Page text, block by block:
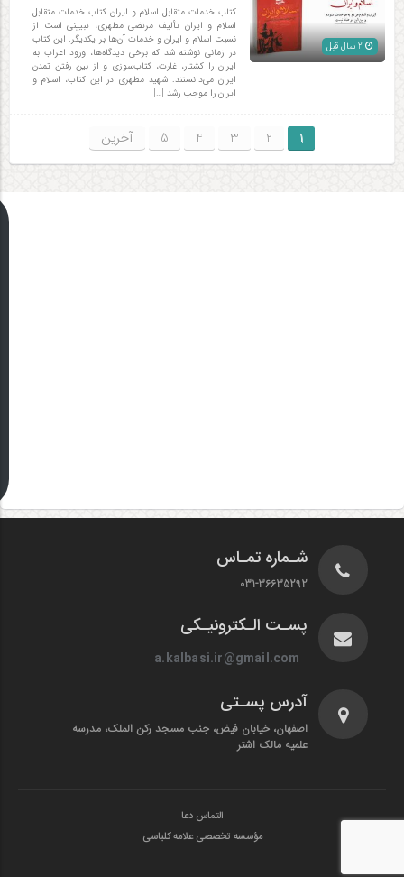
کتاب خدمات متقابل اسلام و ایران کتاب خدمات متقابل
اسلام و ایران تألیف مرتضی مطهری، تبیینی است از
نسبت اسلام و ایران و خدمات آن‌ها بر یکدیگر. این کتاب
در زمانی نوشته شد که برخی دیدگاه‌ها، ورود اعراب به
ایران را کشتار، غارت، کتاب‌سوزی و از بین رفتن تمدن
ایران می‌دانستند. شهید مطهری در این کتاب، اسلام و
ایران را موجب رشد […]
1
2
3
4
5 آخرین
شـماره تمـاس
031-36635292
پسـت الـکترونیـکی
a.kalbasi.ir@gmail.com
آدرس پسـتی
اصفهان، خیابان فیض، جنب مسجد رکن الملک، مدرسه
علمیه مالک اشتر
التماس دعا
مؤسسه تخصصی علامه کلباسی